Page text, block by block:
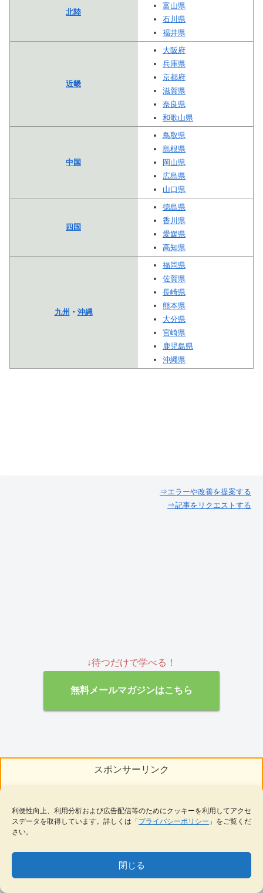
利便性向上、利用分析および広告配信等のためにクッキーを利用してアクセ
スデータを取得しています。詳しくは「 プライバシーポリシー 」をご覧くだ
さい。
閉じる
北陸
富山県
石川県
福井県
近畿
大阪府
兵庫県
京都府
滋賀県
奈良県
和歌山県
中国
鳥取県
島根県
岡山県
広島県
山口県
四国
徳島県
香川県
愛媛県
高知県
九州 ・ 沖縄
福岡県
佐賀県
長崎県
熊本県
大分県
宮崎県
鹿児島県
沖縄県
⇒エラーや改善を提案する
⇒記事をリクエストする
↓待つだけで学べる！
無料メールマガジンはこちら
スポンサーリンク